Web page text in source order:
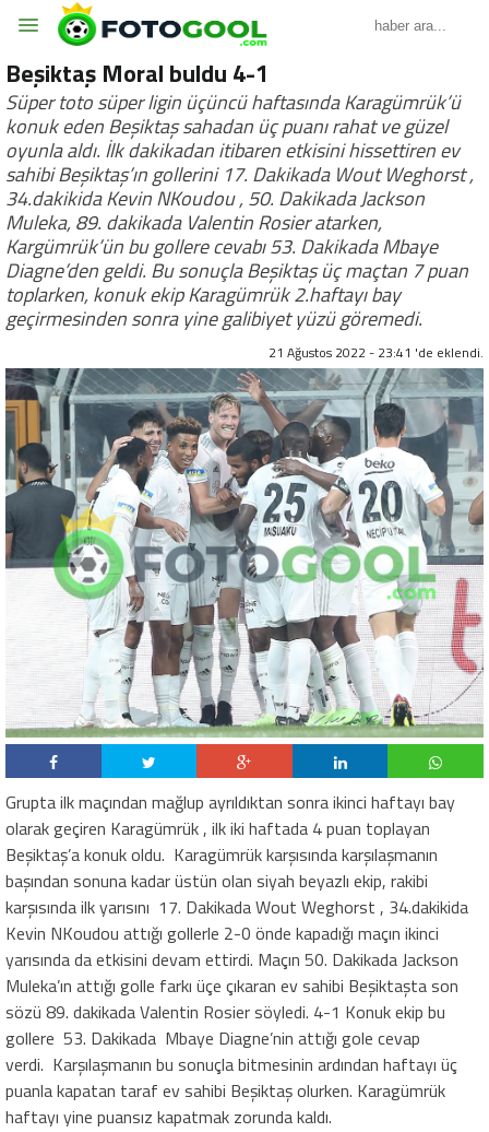
Beşiktaş Moral buldu 4-1
Süper toto süper ligin üçüncü haftasında Karagümrük’ü
konuk eden Beşiktaş sahadan üç puanı rahat ve güzel
oyunla aldı. İlk dakikadan itibaren etkisini hissettiren ev
sahibi Beşiktaş’ın gollerini 17. Dakikada Wout Weghorst ,
34.dakikida Kevin NKoudou , 50. Dakikada Jackson
Muleka, 89. dakikada Valentin Rosier atarken,
Kargümrük’ün bu gollere cevabı 53. Dakikada Mbaye
Diagne’den geldi. Bu sonuçla Beşiktaş üç maçtan 7 puan
toplarken, konuk ekip Karagümrük 2.haftayı bay
geçirmesinden sonra yine galibiyet yüzü göremedi.
21 Ağustos 2022 - 23:41 'de eklendi.
Grupta ilk maçından mağlup ayrıldıktan sonra ikinci haftayı bay
olarak geçiren Karagümrük , ilk iki haftada 4 puan toplayan
Beşiktaş’a konuk oldu. Karagümrük karşısında karşılaşmanın
başından sonuna kadar üstün olan siyah beyazlı ekip, rakibi
karşısında ilk yarısını 17. Dakikada Wout Weghorst , 34.dakikida
Kevin NKoudou attığı gollerle 2-0 önde kapadığı maçın ikinci
yarısında da etkisini devam ettirdi. Maçın 50. Dakikada Jackson
Muleka’ın attığı golle farkı üçe çıkaran ev sahibi Beşiktaşta son
sözü 89. dakikada Valentin Rosier söyledi. 4-1 Konuk ekip bu
gollere 53. Dakikada Mbaye Diagne’nin attığı gole cevap
verdi. Karşılaşmanın bu sonuçla bitmesinin ardından haftayı üç
puanla kapatan taraf ev sahibi Beşiktaş olurken. Karagümrük
haftayı yine puansız kapatmak zorunda kaldı.